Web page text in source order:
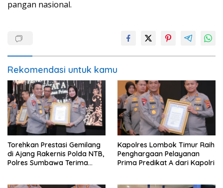
pangan nasional.
Rekomendasi untuk kamu
Torehkan Prestasi Gemilang
di Ajang Rakernis Polda NTB,
Polres Sumbawa Terima
Kapolres Lombok Timur Raih
Penghargaan Pelayanan
Prima Predikat A dari Kapolri